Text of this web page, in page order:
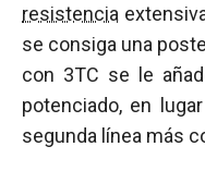
resistencia
se consiga una
con 3TC se le
potenciado, en
segunda línea más